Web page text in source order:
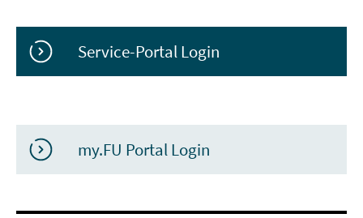
Service-Portal Login
my.FU Portal Login